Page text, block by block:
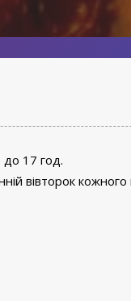
17 год.
вівторок кожного